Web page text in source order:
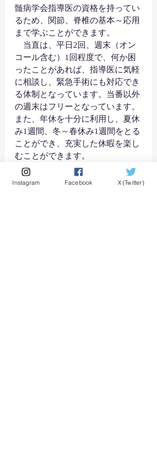
髄病学会指導医の資格を持ってい
るため、関節、脊椎の基本～応用
まで学ぶことができます。
当直は、平日2回、週末（オン
コール含む）1回程度で、何か困
ったことがあれば、指導医に気軽
に相談し、緊急手術にも対応でき
る体制となっています。当番以外
の週末はフリーとなっています。
また、年休を十分に利用し、夏休
み1週間、冬～春休み1週間をとる
ことができ、充実した休暇を楽し
むことができます。
５．【現在ローテート中の若手医
Instagram Facebook X (Twitter)